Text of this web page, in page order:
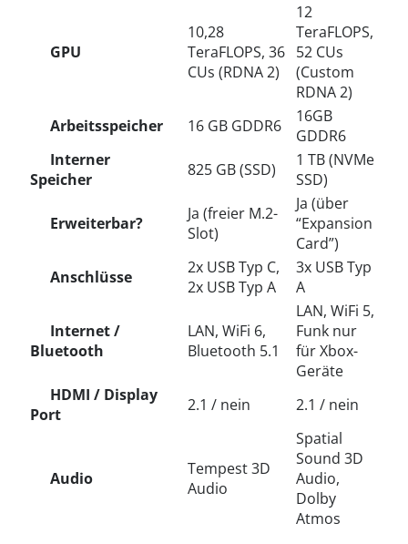
GPU
10,28
TeraFLOPS, 36
CUs (RDNA 2)
12
TeraFLOPS,
52 CUs
(Custom
RDNA 2)
Arbeitsspeicher
16 GB GDDR6
16GB
GDDR6
Interner
Speicher
825 GB (SSD)
1 TB (NVMe
SSD)
Erweiterbar?
Ja (freier M.2-
Slot)
Ja (über
“Expansion
Card”)
Anschlüsse
2x USB Typ C,
2x USB Typ A
3x USB Typ
A
Internet /
Bluetooth
LAN, WiFi 6,
Bluetooth 5.1
LAN, WiFi 5,
Funk nur
für Xbox-
Geräte
HDMI / Display
Port
2.1 / nein 2.1 / nein
Audio
Tempest 3D
Audio
Spatial
Sound 3D
Audio,
Dolby
Atmos